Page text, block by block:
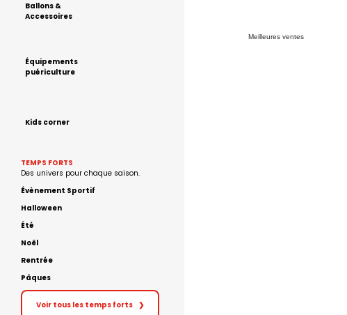
Ballons &
Accessoires
Équipements
puériculture
Kids corner
TEMPS FORTS
Des univers pour chaque saison.
Évènement Sportif
Halloween
Été
Noël
Rentrée
Pâques
Voir tous les temps forts ❯
Meilleures ventes